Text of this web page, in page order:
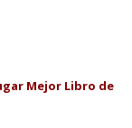
Mejor Libro de